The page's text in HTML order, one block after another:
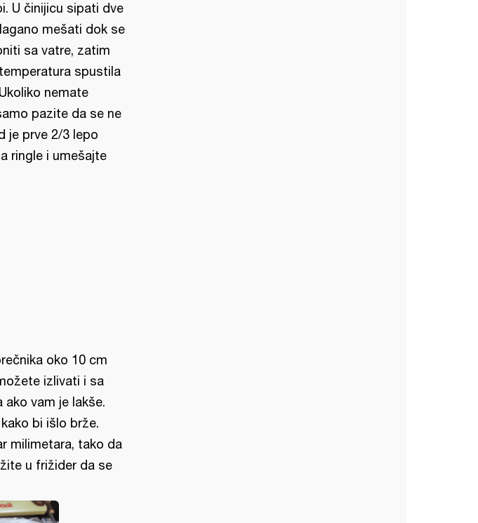
U činijicu sipati dve
mešati dok se
sa vatre, zatim
spustila
nemate
pazite da se ne
je prve 2/3 lepo
ringle i umešajte
oko 10 cm
izlivati i sa
vam je lakše.
bi išlo brže.
milimetara, tako da
u frižider da se